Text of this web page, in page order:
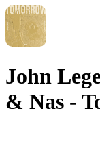
John
& Nas -